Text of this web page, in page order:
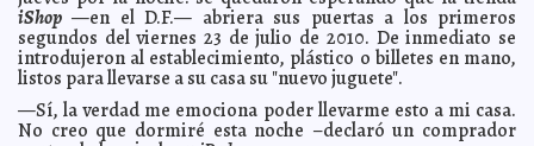
A7
2010-07-25 22:05:38 El sitio de Artículo 7: perfecto para iPad y iPhone A7
2010-07-24 10:34:38 El juego de: “¿Quién dijo qué?” Ricardo Medina Macías
Neocaciquismo priísta y regresión electoral
Jurado
iShop —en el D.F.— abriera sus puertas a los primeros
segundos del viernes 23 de julio de 2010. De inmediato se
introdujeron al establecimiento, plástico o billetes en mano,
listos para llevarse a su casa su "nuevo juguete".
—Sí, la verdad me emociona poder llevarme esto a mi casa.
No creo que dormiré esta noche –declaró un comprador